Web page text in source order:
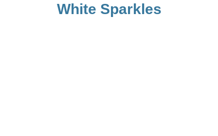
White Sparkles